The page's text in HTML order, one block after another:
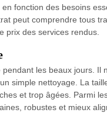
fonction des besoins
peut comprendre tous
prix des services rendus.
les beaux jours. Il
simple nettoyage. La
et trop âgées. Parmi
robustes et mieux